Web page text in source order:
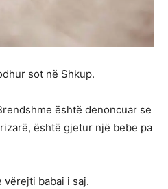
sot në Shkup.
është denoncuar se
është gjetur një bebe pa
vërejti babai i saj.